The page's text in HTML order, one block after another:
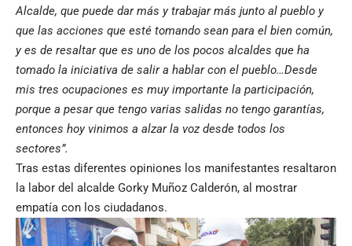
Alcalde, que puede dar más y trabajar más junto al pueblo y
que las acciones que esté tomando sean para el bien común,
y es de resaltar que es uno de los pocos alcaldes que ha
tomado la iniciativa de salir a hablar con el pueblo…Desde
mis tres ocupaciones es muy importante la participación,
porque a pesar que tengo varias salidas no tengo garantías,
entonces hoy vinimos a alzar la voz desde todos los
sectores”.
Tras estas diferentes opiniones los manifestantes resaltaron
la labor del alcalde Gorky Muñoz Calderón, al mostrar
empatía con los ciudadanos.